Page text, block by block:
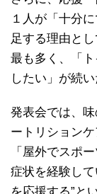
１人が「十分
足する理由と
最も多く、「
したい」が続い
発表会では、
ートリション
「屋外でスポ
症状を経験し